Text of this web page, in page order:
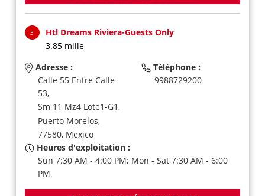
3
Htl Dreams Riviera-Guests Only
3.85 mille
Adresse :
Calle 55 Entre Calle
53,
Sm 11 Mz4 Lote1-G1,
Puerto Morelos,
77580, Mexico
Téléphone :
9988729200
Heures d'exploitation :
Sun 7:30 AM - 4:00 PM; Mon - Sat 7:30 AM - 6:00
PM